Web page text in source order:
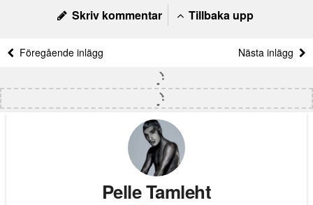
Skriv kommentar Tillbaka upp
Föregående inlägg Nästa inlägg
Pelle Tamleht